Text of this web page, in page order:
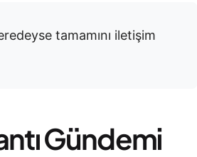
tamamını iletişim
Gündemi